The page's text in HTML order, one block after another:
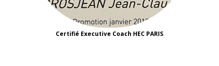
Certifié Executive Coach HEC PARIS